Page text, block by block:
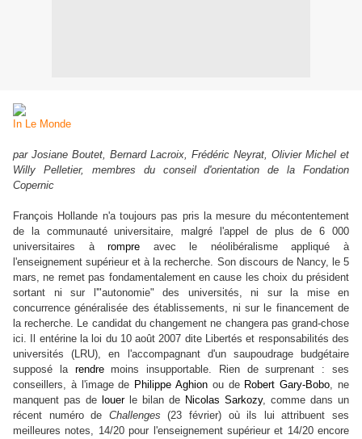
In Le Monde
par Josiane Boutet, Bernard Lacroix, Frédéric Neyrat, Olivier Michel et
Willy Pelletier, membres du conseil d'orientation de la Fondation
Copernic
François Hollande n'a toujours pas pris la mesure du mécontentement
de la communauté universitaire, malgré l'appel de plus de 6 000
universitaires àrompre avec le néolibéralisme appliqué à
l'enseignement supérieur et à la recherche. Son discours de Nancy, le 5
mars, ne remet pas fondamentalement en cause les choix du président
sortant ni sur l'"autonomie" des universités, ni sur la mise en
concurrence généralisée des établissements, ni sur le financement de
la recherche. Le candidat du changement ne changera pas grand-chose
ici. Il entérine la loi du 10 août 2007 dite Libertés et responsabilités des
universités (LRU), en l'accompagnant d'un saupoudrage budgétaire
supposé la rendremoins insupportable. Rien de surprenant : ses
conseillers, à l'image de Philippe Aghion ou de Robert Gary-Bobo, ne
manquent pas de louerle bilan de Nicolas Sarkozy, comme dans un
récent numéro de Challenges (23 février) où ils lui attribuent ses
meilleures notes, 14/20 pour l'enseignement supérieur et 14/20 encore